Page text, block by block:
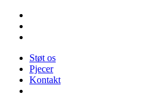
Videre
indhold
Støt os
Pjecer
Kontakt